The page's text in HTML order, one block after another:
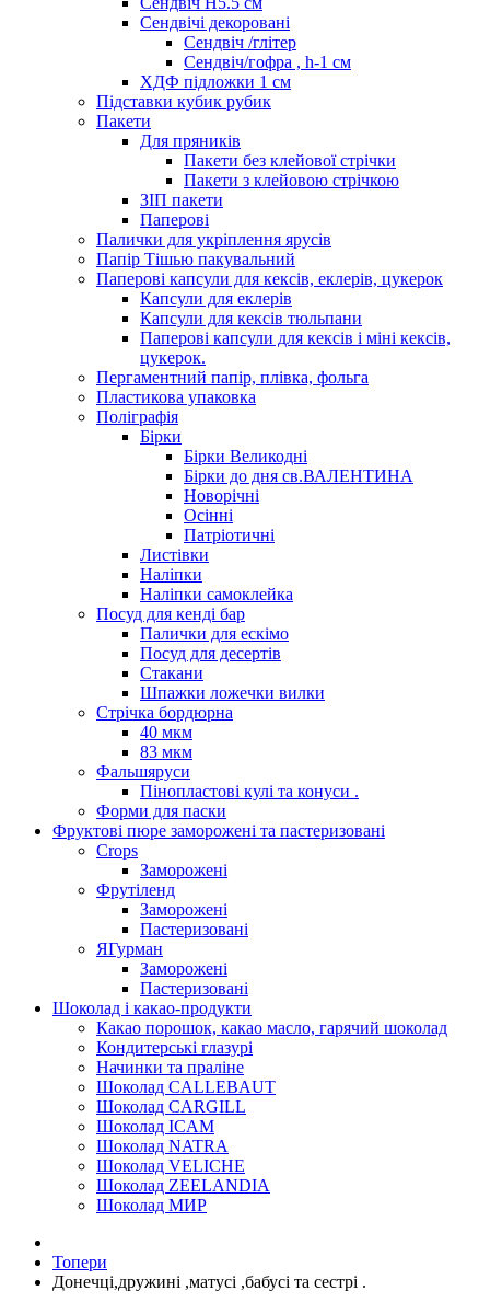
Сендвічі декоровані
Сендвіч /глітер
Сендвіч/гофра , h-1 см
ХДФ підложки 1 см
Підставки кубик рубик
Пакети
Для пряників
Пакети без клейової стрічки
Пакети з клейовою стрічкою
ЗІП пакети
Паперові
Палички для укріплення ярусів
Папір Тішью пакувальний
Паперові капсули для кексів, еклерів, цукерок
Капсули для еклерів
Капсули для кексів тюльпани
Паперові капсули для кексів і міні кексів,
цукерок.
Пергаментний папір, плівка, фольга
Пластикова упаковка
Поліграфія
Бірки
Бірки Великодні
Бірки до дня св.ВАЛЕНТИНА
Новорічні
Осінні
Патріотичні
Листівки
Наліпки
Наліпки самоклейка
Посуд для кенді бар
Палички для ескімо
Посуд для десертів
Стакани
Шпажки ложечки вилки
Стрічка бордюрна
40 мкм
83 мкм
Фальшяруси
Пінопластові кулі та конуси .
Форми для паски
Фруктові пюре заморожені та пастеризовані
Crops
Заморожені
Фрутіленд
Заморожені
Пастеризовані
ЯГурман
Заморожені
Пастеризовані
Шоколад і какао-продукти
Какао порошок, какао масло, гарячий шоколад
Кондитерські глазурі
Начинки та праліне
Шоколад CALLEBAUT
Шоколад CARGILL
Шоколад ICAM
Шоколад NATRA
Шоколад VELICHE
Шоколад ZEELANDIA
Шоколад МИР
Топери
Донечці,дружині ,матусі ,бабусі та сестрі .